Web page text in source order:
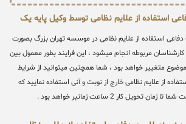
استفاده از علایم نظامی توسط وکیل پایه یک
دفاعی استفاده از علایم نظامی در موسسه تهران بزرگ بصورت
مربوطه انجام میشود ، این فرایند بطور معمول بین
نوع موضوع متغییر خواهد بود ، شما همچنین میتوانید از شرایط
از علایم نظامی خارج از نوبت و آنی استفاده نمایید که
کار 2 ساعت زمانبر خواهد بود .